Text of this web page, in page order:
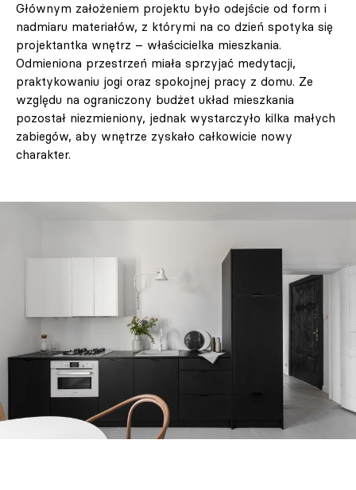
Głównym założeniem projektu było odejście od form i
nadmiaru materiałów, z którymi na co dzień spotyka się
projektantka wnętrz – właścicielka mieszkania.
Odmieniona przestrzeń miała sprzyjać medytacji,
praktykowaniu jogi oraz spokojnej pracy z domu. Ze
względu na ograniczony budżet układ mieszkania
pozostał niezmieniony, jednak wystarczyło kilka małych
zabiegów, aby wnętrze zyskało całkowicie nowy
charakter.